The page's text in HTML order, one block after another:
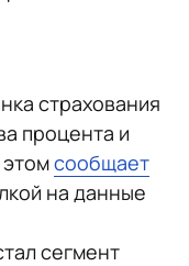
страхования
процента и
сообщает
на данные
сегмент